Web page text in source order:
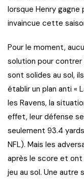
lorsque Henry
invaincue cette
Pour le moment,
solution pour contrer
sont solides au sol,
établir un plan anti «
les Ravens, la
effet, leur défense
seulement 93.4
NFL). Mais les
après le score et ont
jeu au sol. Une autre